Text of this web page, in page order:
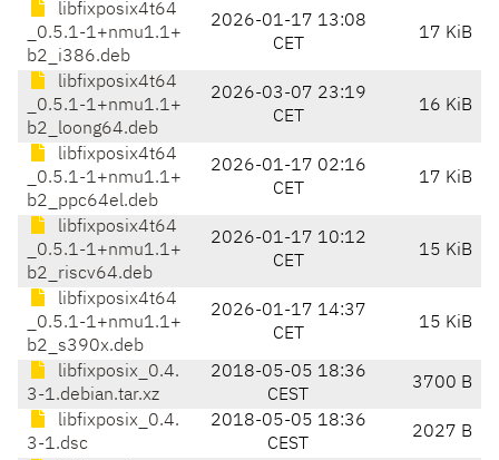
libfixposix4t64
_0.5.1-1+nmu1.1+
b2_i386.deb
2026-01-17 13:08
CET
17 KiB
libfixposix4t64
_0.5.1-1+nmu1.1+
b2_loong64.deb
2026-03-07 23:19
CET
16 KiB
libfixposix4t64
_0.5.1-1+nmu1.1+
b2_ppc64el.deb
2026-01-17 02:16
CET
17 KiB
libfixposix4t64
_0.5.1-1+nmu1.1+
b2_riscv64.deb
2026-01-17 10:12
CET
15 KiB
libfixposix4t64
_0.5.1-1+nmu1.1+
b2_s390x.deb
2026-01-17 14:37
CET
15 KiB
libfixposix_0.4.
3-1.debian.tar.xz
2018-05-05 18:36
CEST
3700 B
libfixposix_0.4.
3-1.dsc
2018-05-05 18:36
CEST
2027 B